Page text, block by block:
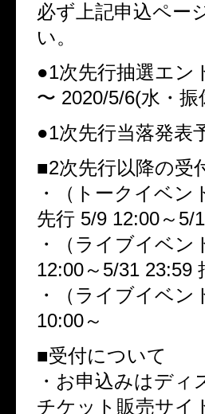
必ず上記申込ペー
い。
●1次先行抽選エン
〜 2020/5/6(水・振
●1次先行当落発表
■2次先行以降の受
・（トークイベ
先行 5/9 12:00～5/
・（ライブイベ
12:00～5/31 23:59
・（ライブイベン
10:00～
■受付について
・お申込みはデ
チケット販売サイ